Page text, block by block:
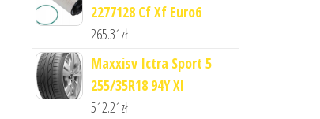
2277128 Cf Xf Euro6
265.31zł
Maxxisv Ictra Sport 5
255/35R18 94Y Xl
512.21zł